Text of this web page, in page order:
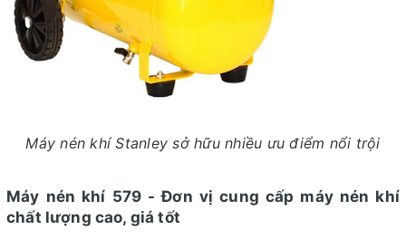
Máy nén khí Stanley sở hữu nhiều ưu điểm nổi trội
Máy nén khí 579 - Đơn vị cung cấp máy nén khí
chất lượng cao, giá tốt